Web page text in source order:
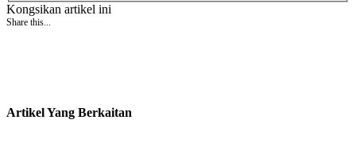
Kongsikan artikel ini
Share this...
Artikel Yang Berkaitan